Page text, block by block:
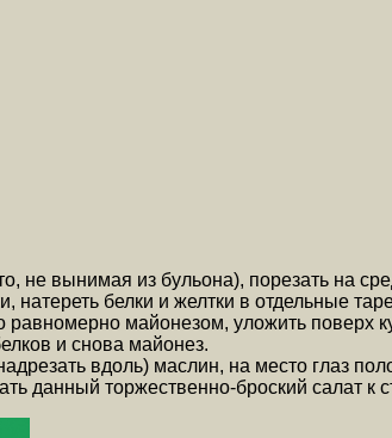
не вынимая из бульона), порезать на
белки и желтки в отдельные
равномерно майонезом, уложить поверх
и снова майонез.
вдоль) маслин, на место глаз
данный торжественно-броский салат к